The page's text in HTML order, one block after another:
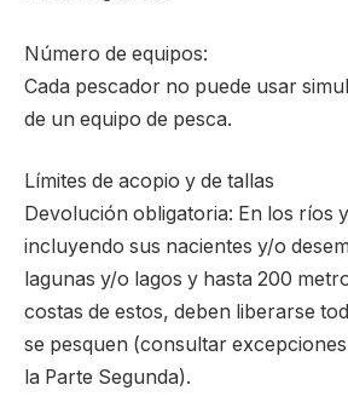
Número de equipos:
Cada pescador no puede usar
de un equipo de pesca.
Límites de acopio y de tallas
Devolución obligatoria: En los ríos
incluyendo sus nacientes y/o
lagunas y/o lagos y hasta 200
costas de estos, deben liberarse
se pesquen (consultar
la Parte Segunda).